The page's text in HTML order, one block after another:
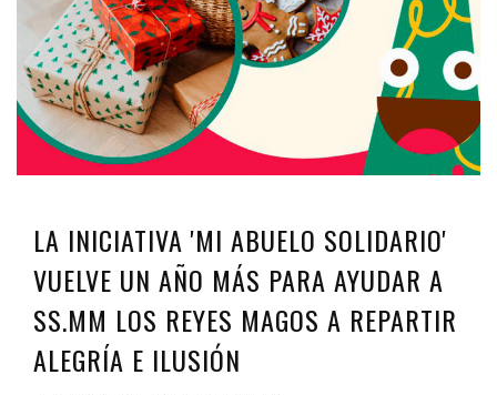
LA INICIATIVA 'MI ABUELO SOLIDARIO'
VUELVE UN AÑO MÁS PARA AYUDAR A
SS.MM LOS REYES MAGOS A REPARTIR
ALEGRÍA E ILUSIÓN